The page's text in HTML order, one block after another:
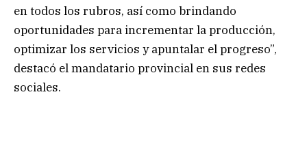
en todos los rubros, así como brindando
oportunidades para incrementar la producción,
optimizar los servicios y apuntalar el progreso”,
destacó el mandatario provincial en sus redes
sociales.